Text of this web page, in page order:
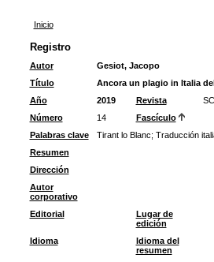
Inicio
Registro
Autor
Gesiot, Jacopo
Título
Ancora un plagio in Italia
Año
2019 Revista
Número
14
Fascículo
Palabras clave
Tirant lo Blanc; Traducción
Resumen
Dirección
Autor
corporativo
Editorial
Lugar de
edición
Idioma
Idioma del
resumen